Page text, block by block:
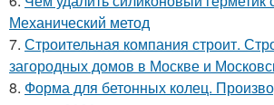
Механический метод
7. Строительная компания строит.
загородных домов в Москве и
8. Форма для бетонных колец.